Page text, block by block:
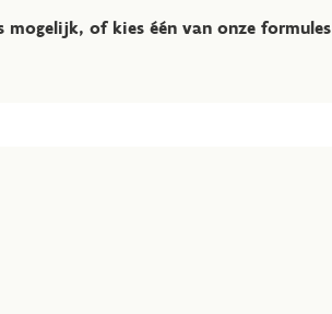
mogelijk, of kies één van onze formules